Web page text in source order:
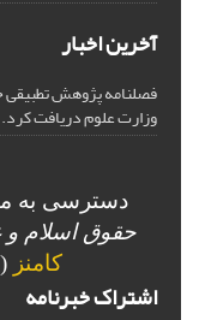
آخرین اخبار
فصلنامه پژوهش
وزارت علوم دریافت کرد.
دسترسی به
حقوق اسلام
کامنز (
اشتراک خبرنامه